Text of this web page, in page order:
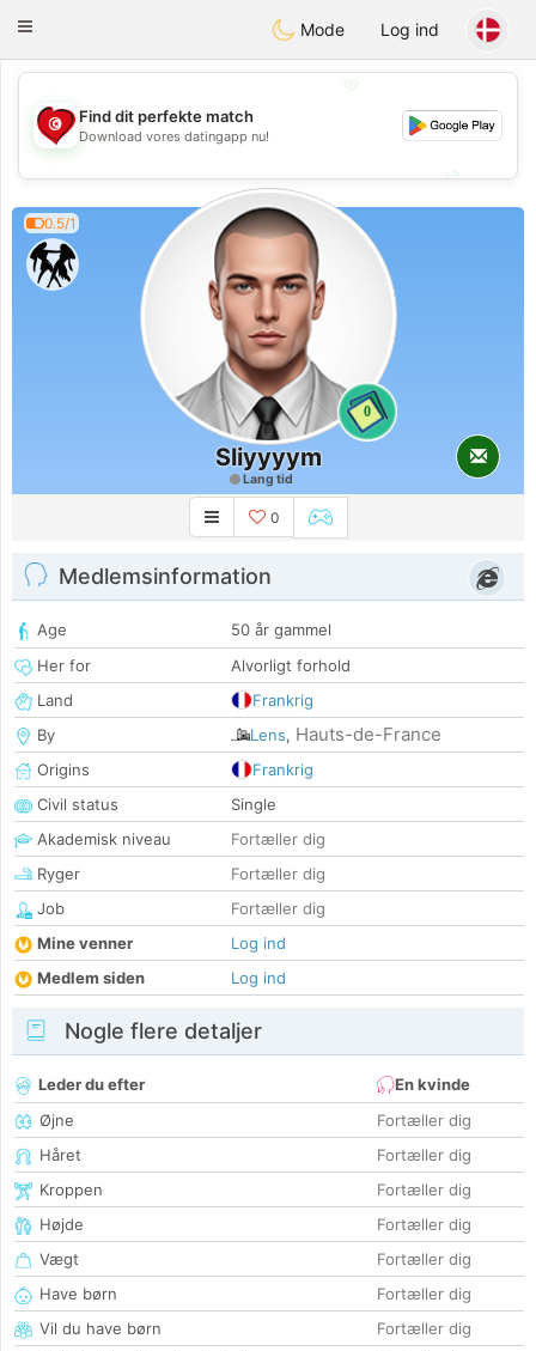
Tunisia Dating
Toggle
Mode Log ind
💖
💕
Find dit perfekte match
Download vores datingapp nu!
0.5/1
0
Sliyyyym
Lang tid
0
Medlemsinformation
Age
50 år gammel
Her for
Alvorligt forhold
Land
Frankrig
By
Lens, Hauts-de-France
Origins
Frankrig
Civil status
Single
Akademisk niveau
Fortæller dig
Ryger
Fortæller dig
Job
Fortæller dig
Mine venner
Log ind
Medlem siden
Log ind
Nogle flere detaljer
Leder du efter
En kvinde
Øjne
Fortæller dig
Håret
Fortæller dig
Kroppen
Fortæller dig
Højde
Fortæller dig
Vægt
Fortæller dig
Have børn
Fortæller dig
Vil du have børn
Fortæller dig